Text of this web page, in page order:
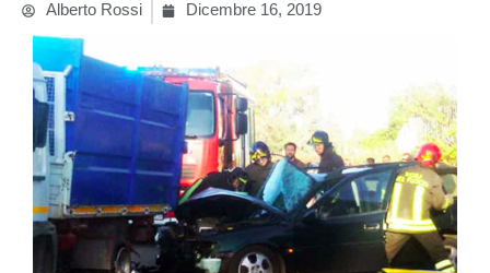
Alberto Rossi Dicembre 16, 2019